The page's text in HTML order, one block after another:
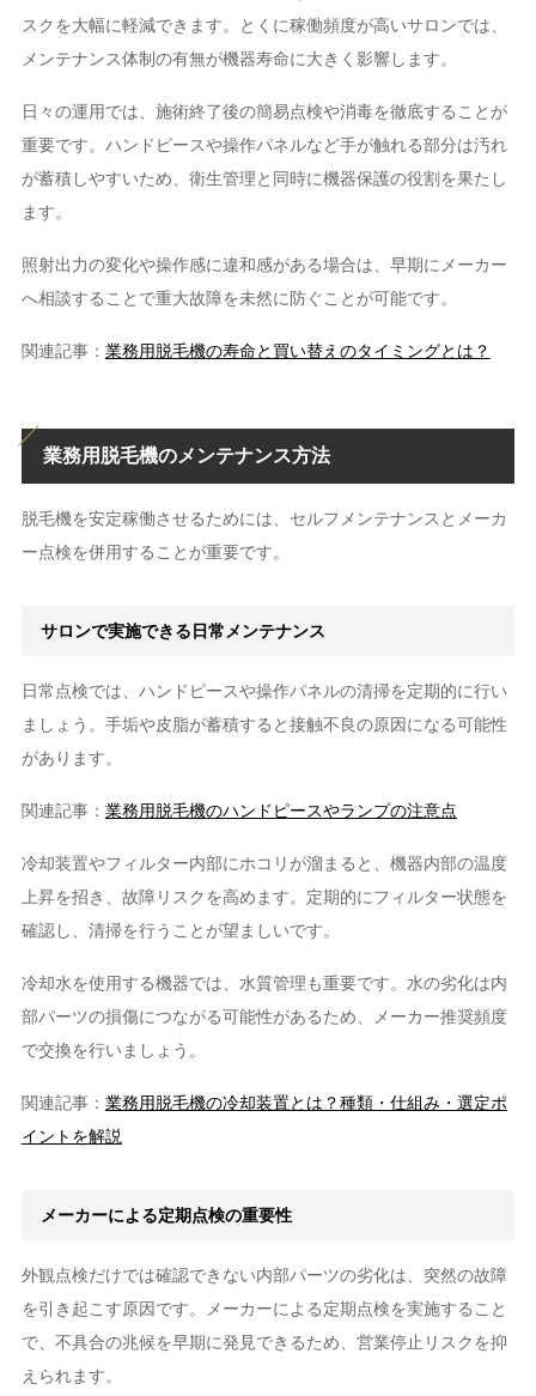
スクを大幅に軽減できます。とくに稼働頻度が高いサロンでは、
メンテナンス体制の有無が機器寿命に大きく影響します。
日々の運用では、施術終了後の簡易点検や消毒を徹底することが
重要です。ハンドピースや操作パネルなど手が触れる部分は汚れ
が蓄積しやすいため、衛生管理と同時に機器保護の役割を果たし
ます。
照射出力の変化や操作感に違和感がある場合は、早期にメーカー
へ相談することで重大故障を未然に防ぐことが可能です。
関連記事： 業務用脱毛機の寿命と買い替えのタイミングとは？
業務用脱毛機のメンテナンス方法
脱毛機を安定稼働させるためには、セルフメンテナンスとメーカ
ー点検を併用することが重要です。
サロンで実施できる日常メンテナンス
日常点検では、ハンドピースや操作パネルの清掃を定期的に行い
ましょう。手垢や皮脂が蓄積すると接触不良の原因になる可能性
があります。
関連記事： 業務用脱毛機のハンドピースやランプの注意点
冷却装置やフィルター内部にホコリが溜まると、機器内部の温度
上昇を招き、故障リスクを高めます。定期的にフィルター状態を
確認し、清掃を行うことが望ましいです。
冷却水を使用する機器では、水質管理も重要です。水の劣化は内
部パーツの損傷につながる可能性があるため、メーカー推奨頻度
で交換を行いましょう。
関連記事： 業務用脱毛機の冷却装置とは？種類・仕組み・選定ポ
イントを解説
メーカーによる定期点検の重要性
外観点検だけでは確認できない内部パーツの劣化は、突然の故障
を引き起こす原因です。メーカーによる定期点検を実施すること
で、不具合の兆候を早期に発見できるため、営業停止リスクを抑
えられます。